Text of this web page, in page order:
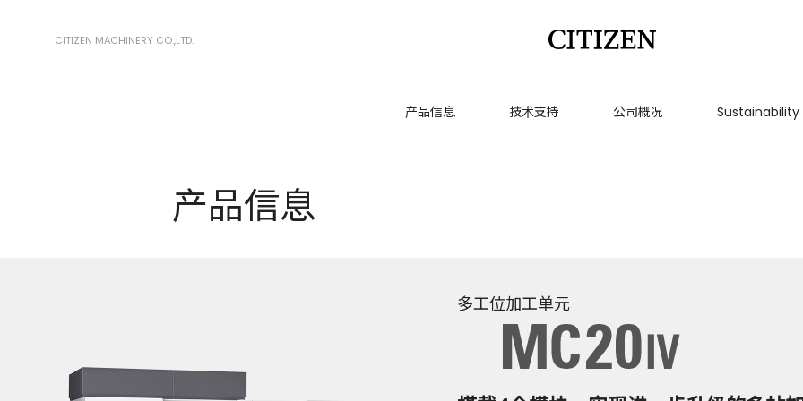
CITIZEN MACHINERY CO.,LTD.
产品信息 技术支持 公司概况 Sustainability
产品信息
多工位加工单元